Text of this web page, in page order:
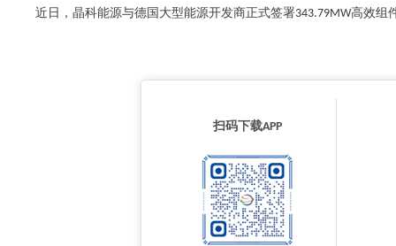
近日，晶科能源与德国大型能源开发商正式签署343.79MW高效组
扫码下载APP